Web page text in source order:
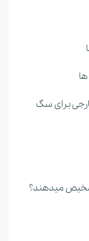
برای سگ
میدهند؟